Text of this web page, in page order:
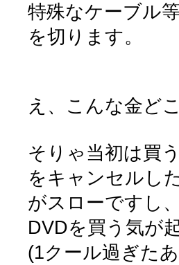
特殊なケーブル
を切ります。
え、こんな金ど
そりゃ当初は買
をキャンセルし
がスローですし
DVDを買う気が
(1クール過ぎた